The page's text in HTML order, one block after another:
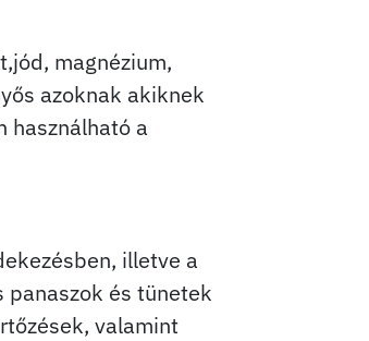
magnézium,
azoknak akiknek
használható a
illetve a
és tünetek
valamint